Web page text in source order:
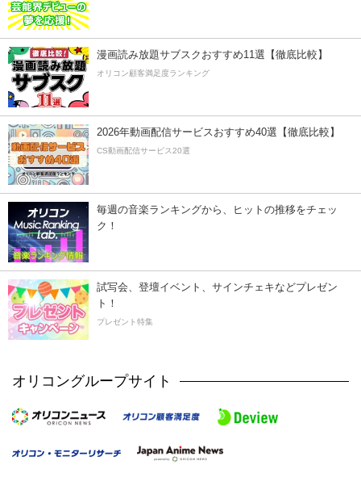
漫画読み放題サブスクおすすめ11選【徹底比較】
オリコン顧客満足度ランキング
2026年動画配信サービスおすすめ40選【徹底比較】
CS動画配信サービス20選
毎週の音楽ランキングから、ヒットの推移をチェッ
ク！
試写会、登壇イベント、サインチェキなどプレゼン
ト！
プレゼント特集
オリコングループサイト